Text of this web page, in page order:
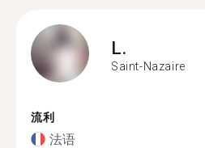
L.
Saint-Nazaire
流利
法语